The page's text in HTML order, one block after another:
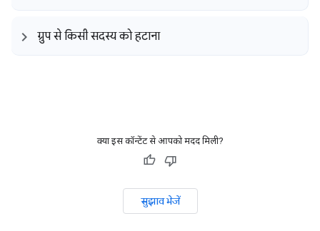
ग्रुप से किसी सदस्य को हटाना
क्या इस कॉन्टेंट से आपको मदद मिली?
सुझाव भेजें